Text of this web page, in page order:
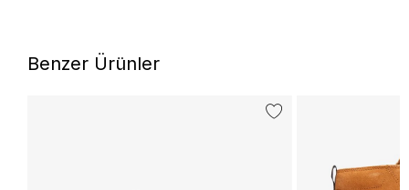
Benzer Ürünler